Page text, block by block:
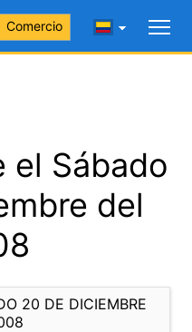
Comercio
el Sábado
del
20 DE DICIEMBRE